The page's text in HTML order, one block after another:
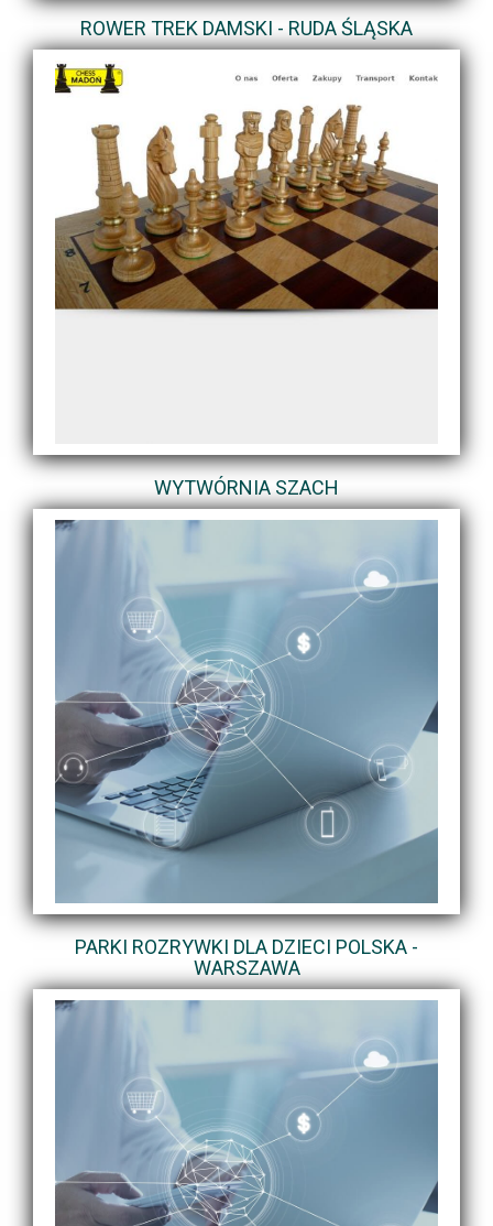
ROWER TREK DAMSKI - RUDA ŚLĄSKA
WYTWÓRNIA SZACH
PARKI ROZRYWKI DLA DZIECI POLSKA -
WARSZAWA